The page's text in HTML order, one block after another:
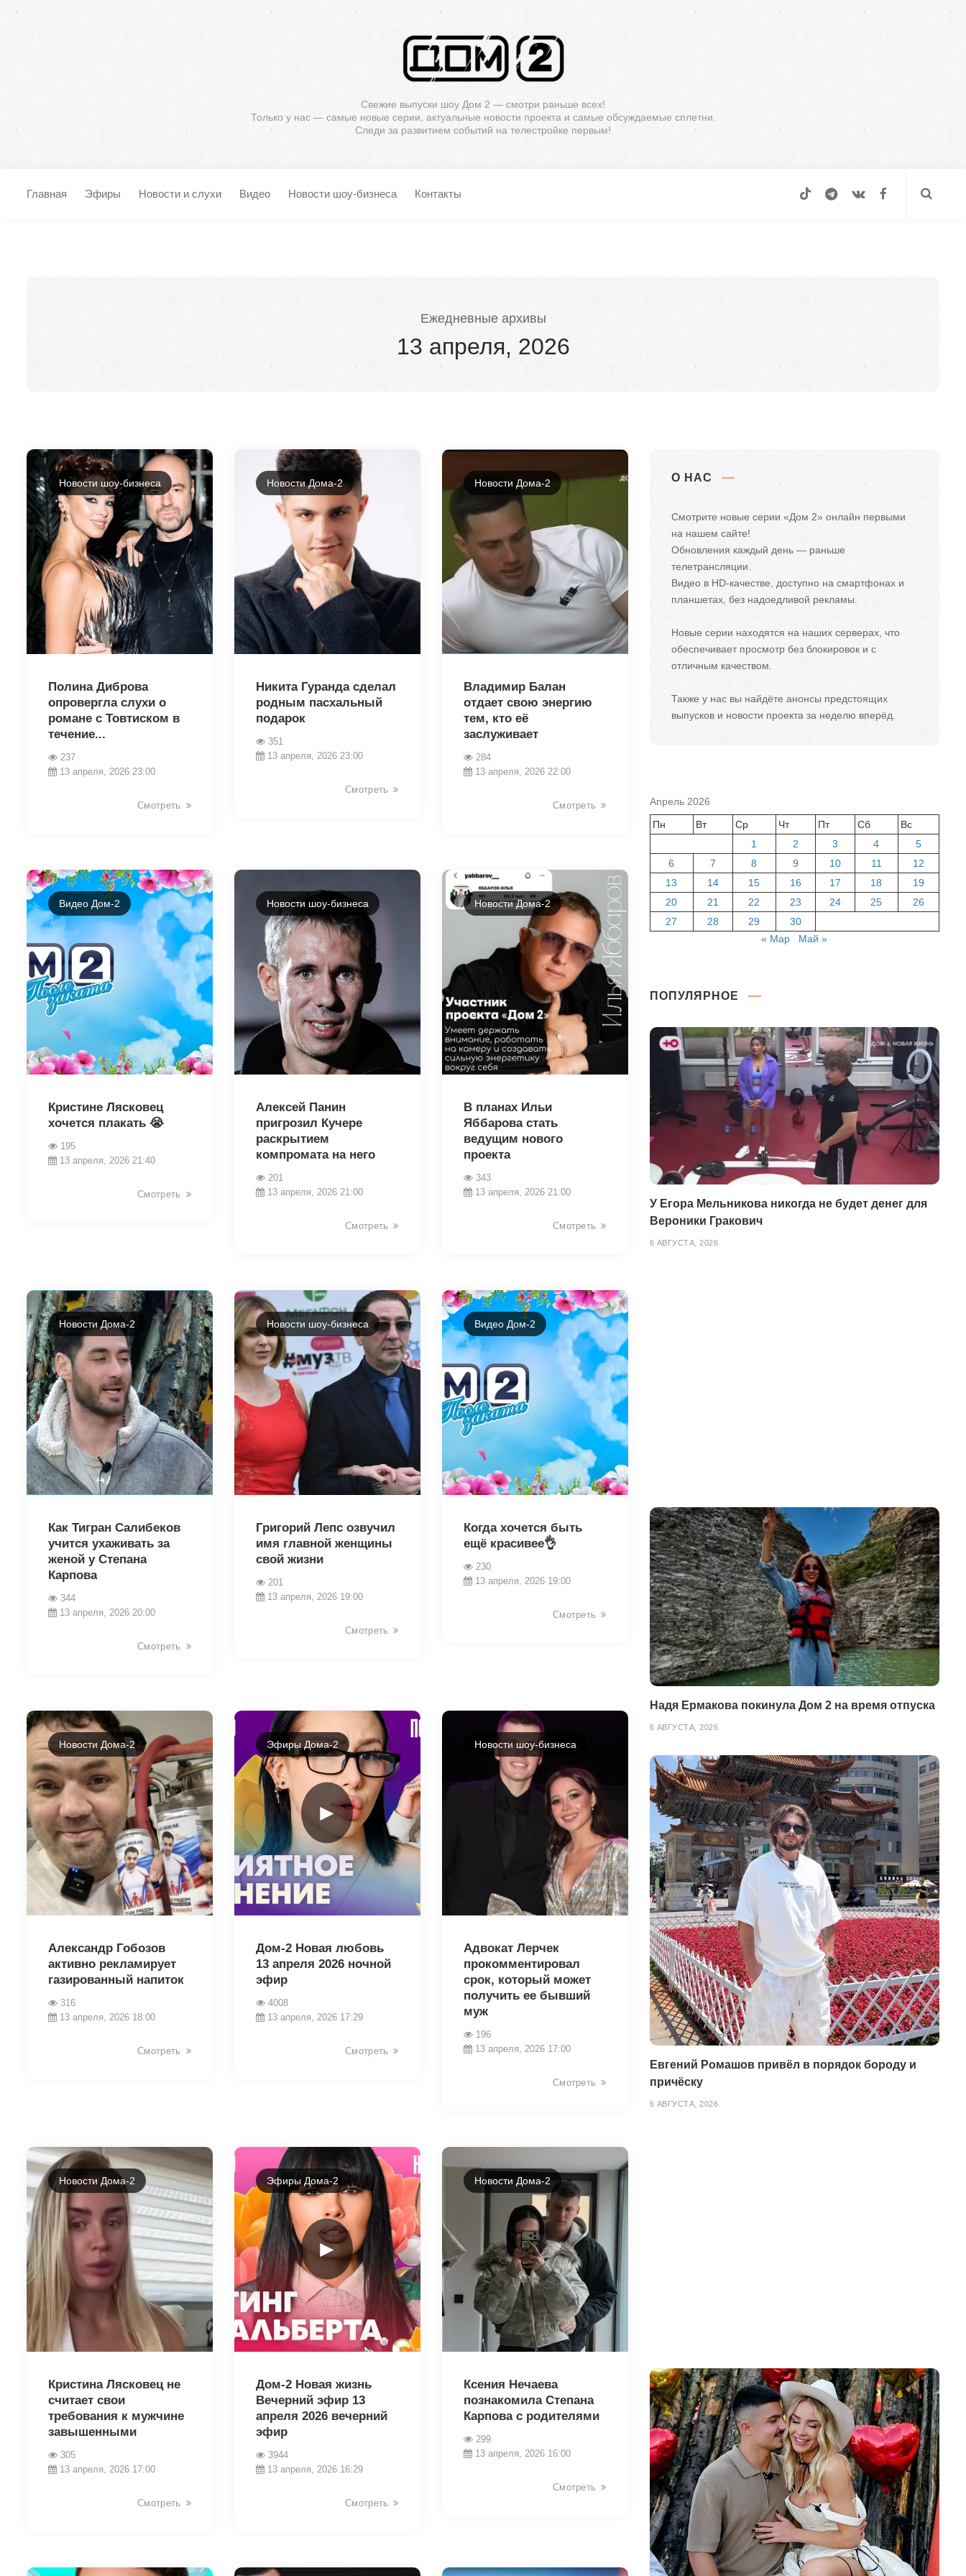
Свежие выпуски шоу Дом 2 — смотри раньше всех!
Только у нас — самые новые серии, актуальные новости проекта и самые обсуждаемые сплетни.
Следи за развитием событий на телестройке первым!
Главная Эфиры Новости и слухи Видео Новости шоу-бизнеса Контакты
Ежедневные архивы
13 апреля, 2026
Новости шоу-бизнеса
Полина Диброва
опровергла слухи о
романе с Товтиском в
течение...
237
13 апреля, 2026 23:00
Смотреть
Новости Дома-2
Никита Гуранда сделал
родным пасхальный
подарок
351
13 апреля, 2026 23:00
Смотреть
Новости Дома-2
Владимир Балан
отдает свою энергию
тем, кто её
заслуживает
284
13 апреля, 2026 22:00
Смотреть
Видео Дом-2
Кристине Лясковец
хочется плакать 😭
195
13 апреля, 2026 21:40
Смотреть
Новости шоу-бизнеса
Алексей Панин
пригрозил Кучере
раскрытием
компромата на него
201
13 апреля, 2026 21:00
Смотреть
Новости Дома-2
В планах Ильи
Яббарова стать
ведущим нового
проекта
343
13 апреля, 2026 21:00
Смотреть
Новости Дома-2
Как Тигран Салибеков
учится ухаживать за
женой у Степана
Карпова
344
13 апреля, 2026 20:00
Смотреть
Новости шоу-бизнеса
Григорий Лепс озвучил
имя главной женщины
свой жизни
201
13 апреля, 2026 19:00
Смотреть
Видео Дом-2
Когда хочется быть
ещё красивее👌
230
13 апреля, 2026 19:00
Смотреть
Новости Дома-2
Александр Гобозов
активно рекламирует
газированный напиток
316
13 апреля, 2026 18:00
Смотреть
►
Эфиры Дома-2
Дом-2 Новая любовь
13 апреля 2026 ночной
эфир
4008
13 апреля, 2026 17:29
Смотреть
Новости шоу-бизнеса
Адвокат Лерчек
прокомментировал
срок, который может
получить ее бывший
муж
196
13 апреля, 2026 17:00
Смотреть
Новости Дома-2
Кристина Лясковец не
считает свои
требования к мужчине
завышенными
305
13 апреля, 2026 17:00
Смотреть
►
Эфиры Дома-2
Дом-2 Новая жизнь
Вечерний эфир 13
апреля 2026 вечерний
эфир
3944
13 апреля, 2026 16:29
Смотреть
Новости Дома-2
Ксения Нечаева
познакомила Степана
Карпова с родителями
299
13 апреля, 2026 16:00
Смотреть
О НАС
Смотрите новые серии «Дом 2» онлайн первыми
на нашем сайте!
Обновления каждый день — раньше
телетрансляции.
Видео в HD-качестве, доступно на смартфонах и
планшетах, без надоедливой рекламы.
Новые серии находятся на наших серверах, что
обеспечивает просмотр без блокировок и с
отличным качеством.
Также у нас вы найдёте анонсы предстоящих
выпусков и новости проекта за неделю вперёд.
Апрель 2026
Пн
Вт Ср Чт Пт Сб
Вс
1
2 3 4
5
6
7 8 9 10 11
12
13
14 15 16 17 18
19
20
21 22 23 24 25
26
27
28 29
30
« Мар
Май »
ПОПУЛЯРНОЕ
У Егора Мельникова никогда не будет денег для
Вероники Гракович
6 АВГУСТА, 2026
Надя Ермакова покинула Дом 2 на время отпуска
6 АВГУСТА, 2026
Евгений Ромашов привёл в порядок бороду и
причёску
6 АВГУСТА, 2026